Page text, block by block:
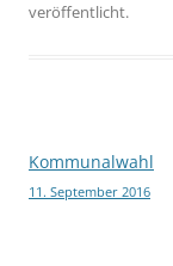
veröffentlicht.
Beitragsnavigation
Kommunalwahl
11. September 2016